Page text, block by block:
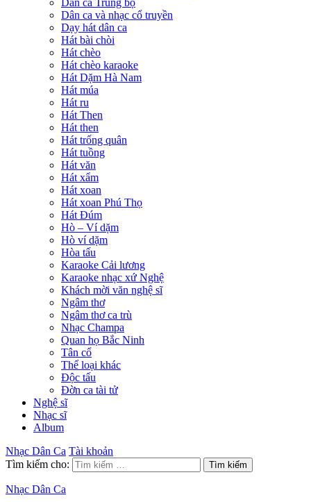
Dân ca Trung bộ
Dân ca và nhạc cổ truyền
Dạy hát dân ca
Hát bài chòi
Hát chèo
Hát chèo karaoke
Hát Dặm Hà Nam
Hát múa
Hát ru
Hát Then
Hát then
Hát trống quân
Hát tuồng
Hát văn
Hát xẩm
Hát xoan
Hát xoan Phú Thọ
Hát Đúm
Hò – Ví dặm
Hò ví dặm
Hòa tấu
Karaoke Cải lương
Karaoke nhạc xứ Nghệ
Khách mời văn nghệ sĩ
Ngâm thơ
Ngâm thơ ca trù
Nhạc Champa
Quan họ Bắc Ninh
Tân cổ
Thể loại khác
Độc tấu
Đờn ca tài tử
Nghệ sĩ
Nhạc sĩ
Album
Nhạc Dân Ca Tài khoản
Tìm kiếm cho:
Nhạc Dân Ca